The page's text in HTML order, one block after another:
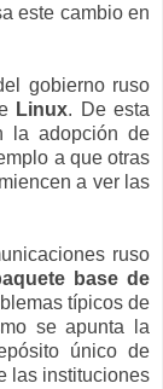
este cambio en
gobierno ruso
Linux. De esta
la adopción de
a que otras
a ver las
ruso
base de
típicos de
se apunta la
único de
las instituciones